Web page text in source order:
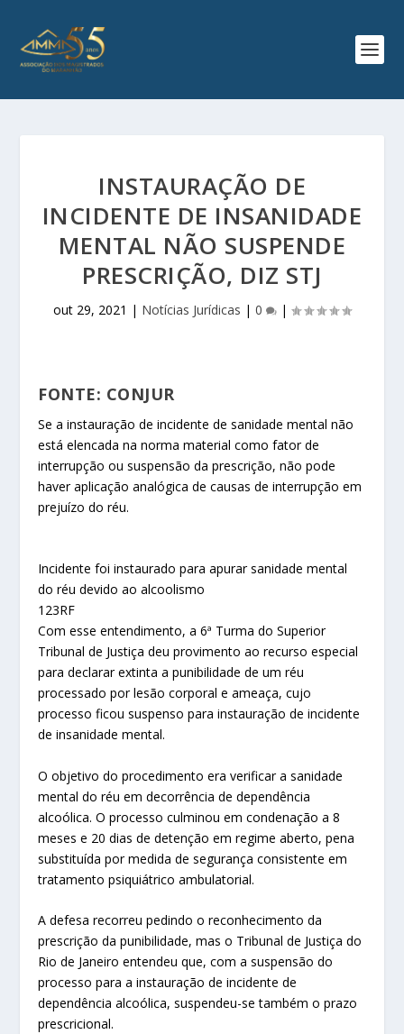
INSTAURAÇÃO DE
INCIDENTE DE INSANIDADE
MENTAL NÃO SUSPENDE
PRESCRIÇÃO, DIZ STJ
out 29, 2021 | Notícias Jurídicas | 0 |
FONTE: CONJUR
Se a instauração de incidente de sanidade mental não
está elencada na norma material como fator de
interrupção ou suspensão da prescrição, não pode
haver aplicação analógica de causas de interrupção em
prejuízo do réu.
Incidente foi instaurado para apurar sanidade mental
do réu devido ao alcoolismo
123RF
Com esse entendimento, a 6ª Turma do Superior
Tribunal de Justiça deu provimento ao recurso especial
para declarar extinta a punibilidade de um réu
processado por lesão corporal e ameaça, cujo
processo ficou suspenso para instauração de incidente
de insanidade mental.
O objetivo do procedimento era verificar a sanidade
mental do réu em decorrência de dependência
alcoólica. O processo culminou em condenação a 8
meses e 20 dias de detenção em regime aberto, pena
substituída por medida de segurança consistente em
tratamento psiquiátrico ambulatorial.
A defesa recorreu pedindo o reconhecimento da
prescrição da punibilidade, mas o Tribunal de Justiça do
Rio de Janeiro entendeu que, com a suspensão do
processo para a instauração de incidente de
dependência alcoólica, suspendeu-se também o prazo
prescricional.